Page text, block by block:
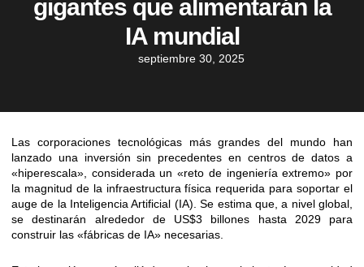
gigantes que alimentarán la
IA mundial
septiembre 30, 2025
Las corporaciones tecnológicas más grandes del mundo han
lanzado una inversión sin precedentes en centros de datos a
«hiperescala», considerada un «reto de ingeniería extremo» por
la magnitud de la infraestructura física requerida para soportar el
auge de la Inteligencia Artificial (IA). Se estima que, a nivel global,
se destinarán alrededor de US$3 billones hasta 2029 para
construir las «fábricas de IA» necesarias.